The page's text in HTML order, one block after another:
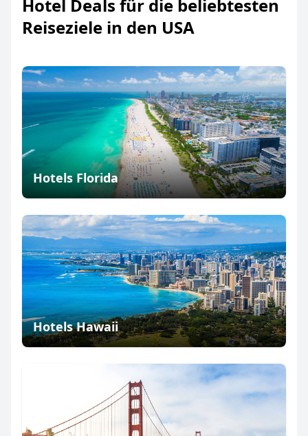
Hotel Deals für die beliebtesten
Reiseziele in den USA
Hotels Florida
Hotels Hawaii